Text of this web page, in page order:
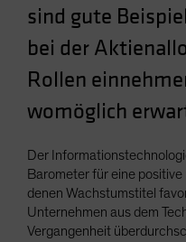
sind gute
bei der
Rollen
womöglich
Der
Barometer für eine
denen Wachstumstitel
Unternehmen aus dem
Vergangenheit